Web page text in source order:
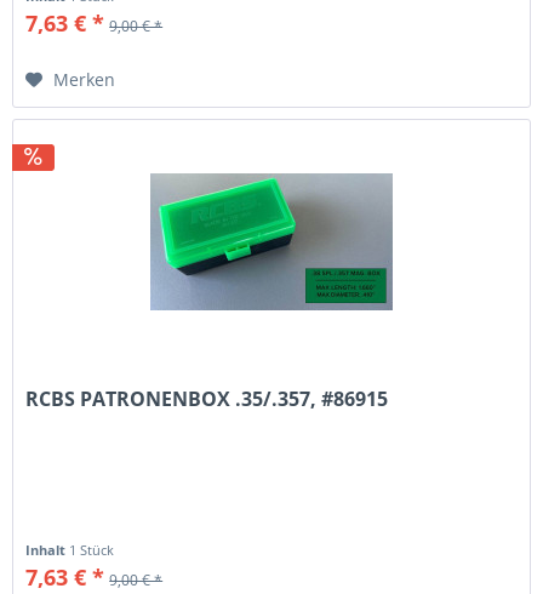
7,63 € * 9,00 € *
Merken
RCBS PATRONENBOX .35/.357, #86915
Inhalt 1 Stück
7,63 € * 9,00 € *